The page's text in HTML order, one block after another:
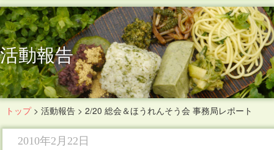
活動報告
トップ> 活動報告> 2/20 総会＆ほうれんそう会 事務局レポート
2010年2月22日